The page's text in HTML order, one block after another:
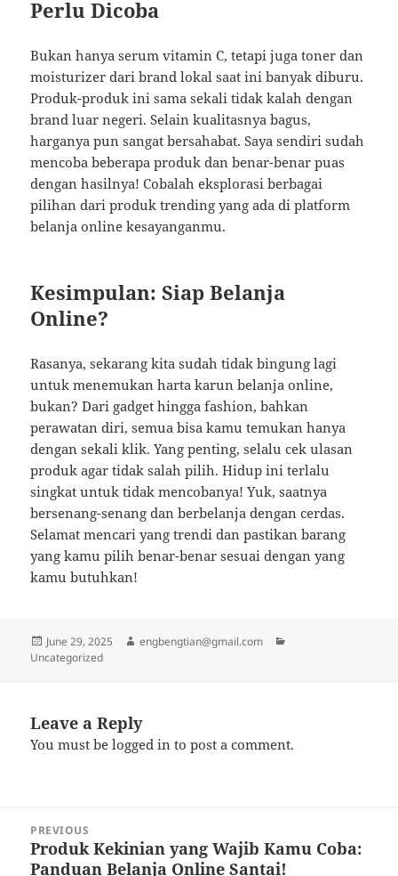
Perlu Dicoba
Bukan hanya serum vitamin C, tetapi juga toner dan
moisturizer dari brand lokal saat ini banyak diburu.
Produk-produk ini sama sekali tidak kalah dengan
brand luar negeri. Selain kualitasnya bagus,
harganya pun sangat bersahabat. Saya sendiri sudah
mencoba beberapa produk dan benar-benar puas
dengan hasilnya! Cobalah eksplorasi berbagai
pilihan dari produk trending yang ada di platform
belanja online kesayanganmu.
Kesimpulan: Siap Belanja
Online?
Rasanya, sekarang kita sudah tidak bingung lagi
untuk menemukan harta karun belanja online,
bukan? Dari gadget hingga fashion, bahkan
perawatan diri, semua bisa kamu temukan hanya
dengan sekali klik. Yang penting, selalu cek ulasan
produk agar tidak salah pilih. Hidup ini terlalu
singkat untuk tidak mencobanya! Yuk, saatnya
bersenang-senang dan berbelanja dengan cerdas.
Selamat mencari yang trendi dan pastikan barang
yang kamu pilih benar-benar sesuai dengan yang
kamu butuhkan!
Posted
on
June 29, 2025 Author
engbengtian@gmail.com
Uncategorized
Leave a Reply
You must belogged in to post a comment.
navigation
PREVIOUS
Previous
post:
Produk Kekinian yang Wajib Kamu Coba:
Panduan Belanja Online Santai!